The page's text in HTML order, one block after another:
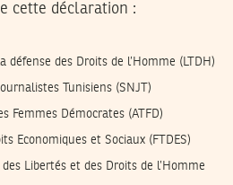
cette déclaration :
défense des Droits de l’Homme (LTDH)
Tunisiens (SNJT)
Femmes Démocrates (ATFD)
Economiques et Sociaux (FTDES)
Libertés et des Droits de l’Homme